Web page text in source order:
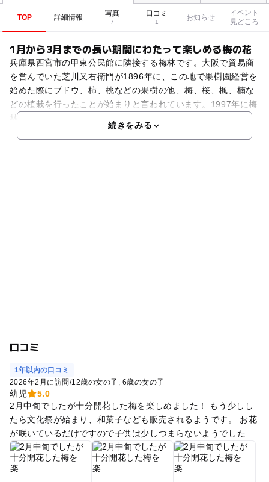
TOP 詳細情報 写真
7
口コミ
1
お知らせ
イベント
見どころ
1月から3月までの長い期間にわたって楽しめる梅の花
兵庫県西宮市の甲東公民館に隣接する梅林です。大阪で貿易商
を営んでいた芝川又右衛門が1896年に、この地で果樹園経営を
始めた際にブドウ、柿、桃などの果樹の他、梅、桜、楓、楠な
どの植栽を行ったことが始まりと言われています。1997年に梅
林を中心として公園施設が整備されました。早咲から
続きをみる
口コミ
1年以内の口コミ
2026年2月に訪問/12歳の女の子 6歳の女の子
幼児
5.0
2月中旬でしたが十分開花した梅を楽しめました！ もう少しし
たら文化祭が始まり、和菓子なども販売されるようです。 お花
が咲いているだけですので子供は少しつまらないようでしたが
写真を撮ったり梅の花の匂いをかいだり、30分もいれば十分の
広さですのでお散歩には良かったです。 文化祭前でしたので公
民館の駐車場にギリギリ停めることができましたがすぐいっぱ